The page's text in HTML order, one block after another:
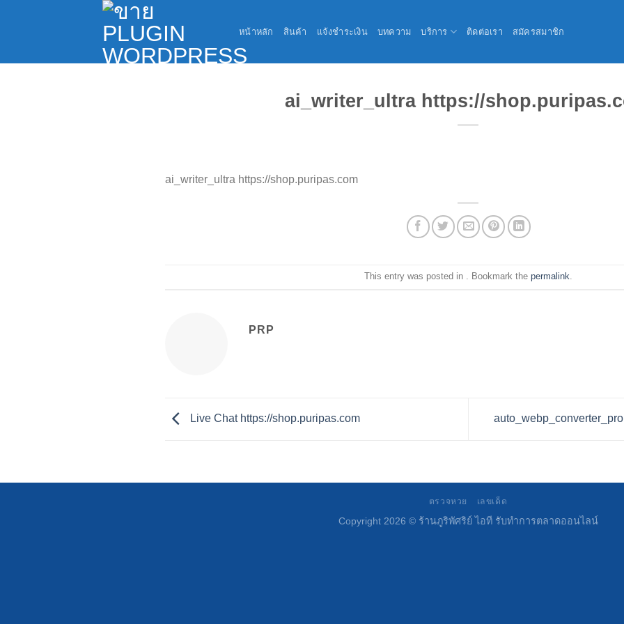
หน้าหลัก สินค้า แจ้งชำระเงิน บทความ บริการ ติดต่อเรา สมัครสมาชิก
ai_writer_ultra https://
ai_writer_ultra https://shop.puripas.com
This entry was posted in . Bookmark the permalink
PRP
Live Chat https://shop.puripas.com
ตรวจหวย เลขเด็ด
Copyright 2026 © ร้านภูริพัศริย์ ไอที รับทำการตลาดออนไลน์